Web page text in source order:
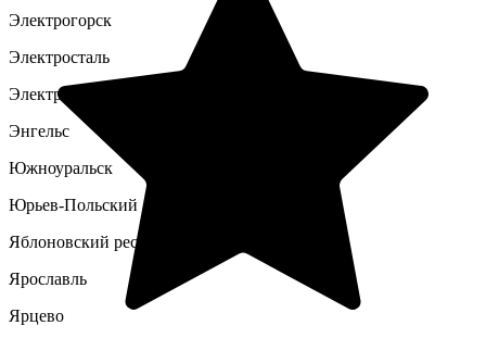
Электрогорск
Электросталь
Электроугли
Энгельс
Южноуральск
Юрьев-Польский
Яблоновский респ. Адыгея
Ярославль
Ярцево